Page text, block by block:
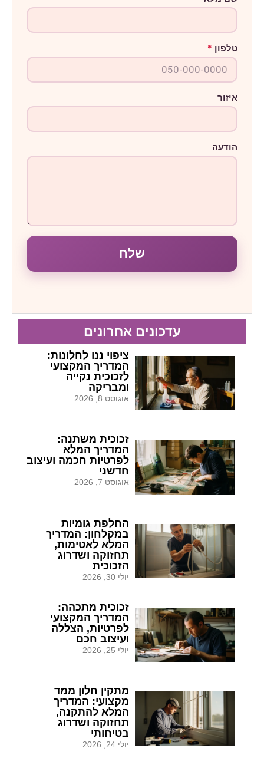
ו
ה
ם
ט
פ
ן
טלפון *
איזור
הודעה
שלח
עדכונים אחרונים
ציפוי ננו לחלונות:
המדריך המקצועי
לזכוכית נקייה
ומבריקה
אוגוסט 8, 2026
זכוכית משתנה:
המדריך המלא
לפרטיות חכמה ועיצוב
חדשני
אוגוסט 7, 2026
החלפת גומיות
במקלחון: המדריך
המלא לאטימות,
תחזוקה ושדרוג
הזכוכית
יולי 30, 2026
זכוכית מתכהה:
המדריך המקצועי
לפרטיות, הצללה
ועיצוב חכם
יולי 25, 2026
מתקין חלון ממד
מקצועי: המדריך
המלא להתקנה,
תחזוקה ושדרוג
בטיחותי
יולי 24, 2026